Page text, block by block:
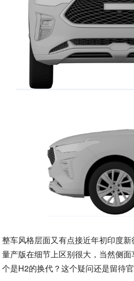
整车风格层面又有点接近年初印度
量产版在细节上区别很大，当然侧
个是H2的换代？这个疑问还是留待